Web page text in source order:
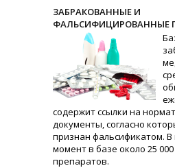
ЗАБРАКОВАННЫЕ И
ФАЛЬСИФИЦИРОВАННЫЕ
содержит ссылки на
документы, согласно
признан фальсификатом.
момент в базе около 25
препаратов.